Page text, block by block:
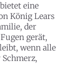
eine
König Lears
der
gerät,
wenn alle